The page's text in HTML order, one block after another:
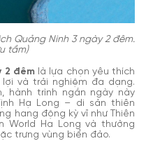
Quảng Ninh 3 ngày 2 đêm.
tầm)
2 đêmlà lựa chọn yêu thích
và trải nghiệm đa dạng.
hành trình ngắn ngày này
Hạ Long – di sản thiên
hang động kỳ vĩ như Thiên
World Ha Long và thưởng
trưng vùng biển đảo.